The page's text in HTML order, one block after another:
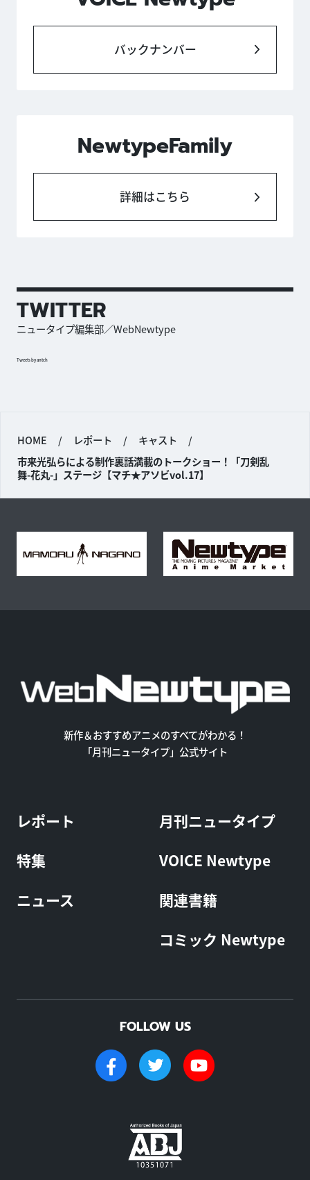
バックナンバー
NewtypeFamily
詳細はこちら
TWITTER
ニュータイプ編集部／WebNewtype
Tweets by antch
HOME / レポート / キャスト
/
市来光弘らによる制作裏話満載のトークショー！「刀剣乱
舞-花丸-」ステージ【マチ★アソビvol.17】
新作＆おすすめアニメのすべてがわかる！
「月刊ニュータイプ」公式サイト
レポート
特集
ニュース
月刊ニュータイプ
VOICE Newtype
関連書籍
コミック Newtype
FOLLOW US